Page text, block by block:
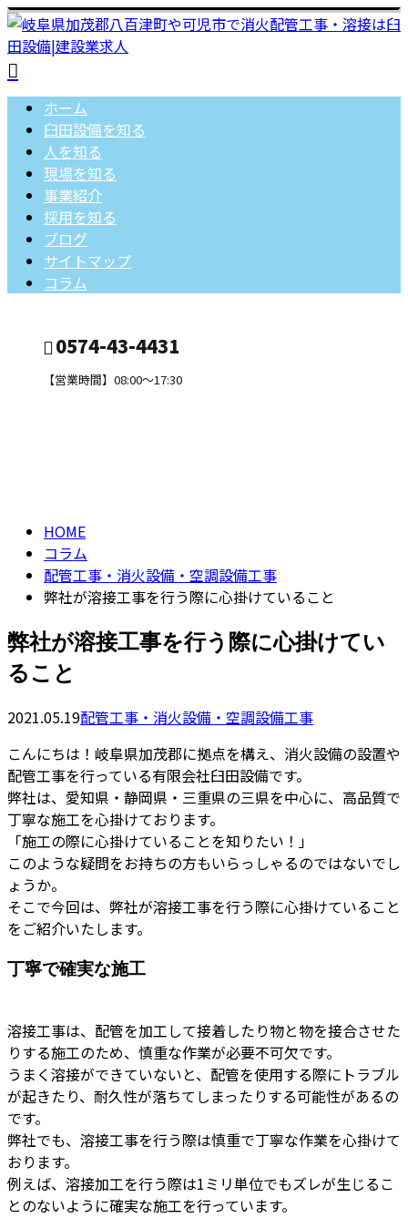
ホーム
臼田設備を知る
人を知る
現場を知る
事業紹介
採用を知る
ブログ
サイトマップ
コラム
0574-43-4431
【営業時間】08:00～17:30
HOME
コラム
配管工事・消火設備・空調設備工事
弊社が溶接工事を行う際に心掛けていること
弊社が溶接工事を行う際に心掛けてい
ること
2021.05.19配管工事・消火設備・空調設備工事
こんにちは！岐阜県加茂郡に拠点を構え、消火設備の設置や
配管工事を行っている有限会社臼田設備です。
弊社は、愛知県・静岡県・三重県の三県を中心に、高品質で
丁寧な施工を心掛けております。
「施工の際に心掛けていることを知りたい！」
このような疑問をお持ちの方もいらっしゃるのではないでし
ょうか。
そこで今回は、弊社が溶接工事を行う際に心掛けていること
をご紹介いたします。
丁寧で確実な施工
溶接工事は、配管を加工して接着したり物と物を接合させた
りする施工のため、慎重な作業が必要不可欠です。
うまく溶接ができていないと、配管を使用する際にトラブル
が起きたり、耐久性が落ちてしまったりする可能性があるの
です。
弊社でも、溶接工事を行う際は慎重で丁寧な作業を心掛けて
おります。
例えば、溶接加工を行う際は1ミリ単位でもズレが生じるこ
とのないように確実な施工を行っています。